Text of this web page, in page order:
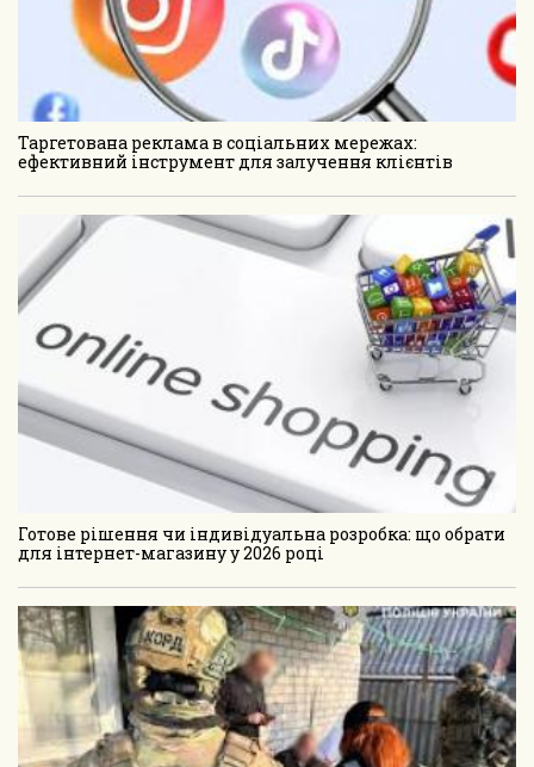
Таргетована реклама в соціальних мережах:
ефективний інструмент для залучення клієнтів
Готове рішення чи індивідуальна розробка: що обрати
для інтернет-магазину у 2026 році